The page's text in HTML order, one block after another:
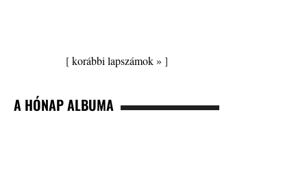
[korábbi lapszámok » ]
A HÓNAP ALBUMA